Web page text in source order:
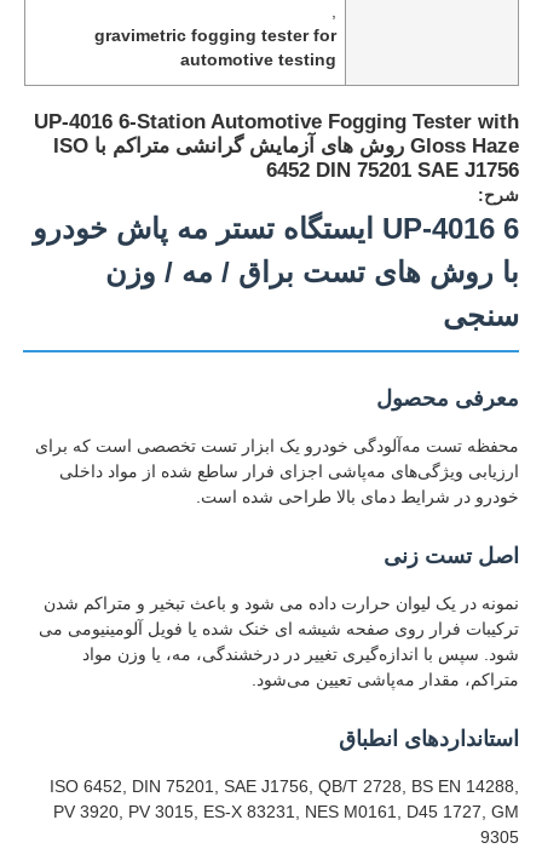
خانه
محصولات
دربارهی ما
کارخانه تور
gravimetric fogging tester for
automotive testing
UP-4016 6-Station Automotive Fogging Tester with
Gloss Haze روش های آزمایش گرانشی متراکم با ISO
6452 DIN 75201 SAE J1756
شرح:
UP-4016 6 ایستگاه تستر مه پاش خودرو
با روش های تست براق / مه / وزن
سنجی
معرفی محصول
محفظه تست مه‌آلودگی خودرو یک ابزار تست تخصصی است که برای
ارزیابی ویژگی‌های مه‌پاشی اجزای فرار ساطع شده از مواد داخلی
خودرو در شرایط دمای بالا طراحی شده است.
اصل تست زنی
نمونه در یک لیوان حرارت داده می شود و باعث تبخیر و متراکم شدن
ترکیبات فرار روی صفحه شیشه ای خنک شده یا فویل آلومینیومی می
شود. سپس با اندازه‌گیری تغییر در درخشندگی، مه، یا وزن مواد
متراکم، مقدار مه‌پاشی تعیین می‌شود.
استانداردهای انطباق
ISO 6452, DIN 75201, SAE J1756, QB/T 2728, BS EN 14288,
PV 3920, PV 3015, ES-X 83231, NES M0161, D45 1727, GM
9305